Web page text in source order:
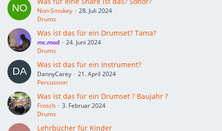
Non-Smokey
28. Juli 2024
Drums
Was ist das für ein Drumset? Tama?
mc.mod
24. Juni 2024
Drums
Was ist das für ein Instrument?
DannyCarey
21. April 2024
Percussion
Was ist das für ein Drumset ? Baujahr ?
Frosch
3. Februar 2024
Drums
Lehrbücher für Kinder